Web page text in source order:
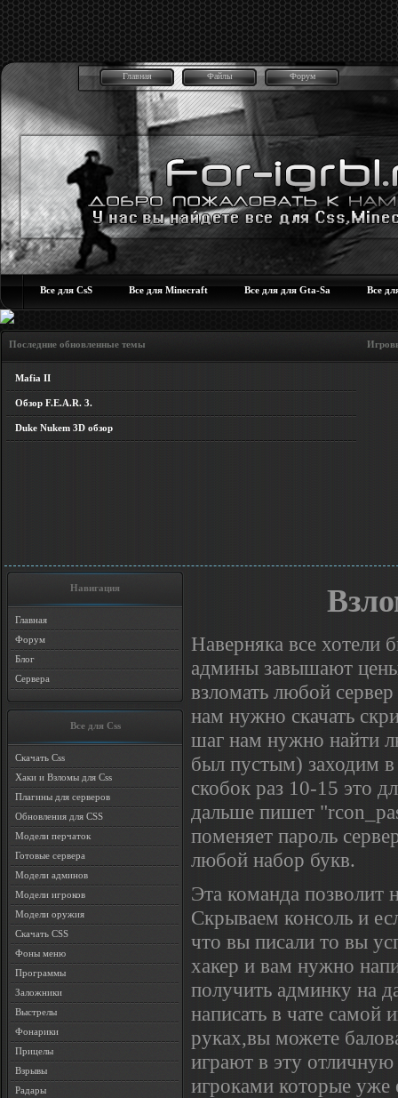
Главная Файлы Форум
Все для CsS Все для Minecraft Все для для Gta-Sa Все
Последние обновленные темы Игровые
Mafia II
Обзор F.E.A.R. 3.
Duke Nukem 3D обзор
Навигация
Главная
Форум
Блог
Сервера
Все для Css
Скачать Css
Хаки и Взломы для Css
Плагины для серверов
Обновления для CSS
Модели перчаток
Готовые сервера
Модели админов
Модели игроков
Модели оружия
Скачать CSS
Фоны меню
Программы
Заложники
Выстрелы
Фонарики
Прицелы
Взрывы
Радары
Наверняка все хотели
админы завышают
взломать любой
нам нужно скачать
шаг нам нужно найти
был пустым) заходим
скобок раз 10-15 это
дальше пишет
поменяет пароль
любой набор букв.
Эта команда позволит
Скрываем консоль и
что вы писали то вы
хакер и вам нужно
получить админку на
написать в чате
руках,вы можете
играют в эту
игроками которые уже